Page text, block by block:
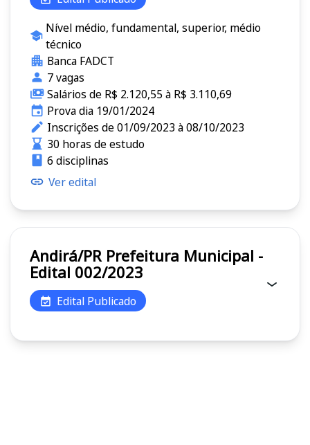
Nível médio, fundamental, superior, médio
técnico
Banca FADCT
7 vagas
Salários de R$ 2.120,55 à R$ 3.110,69
Prova dia 19/01/2024
Inscrições de 01/09/2023 à 08/10/2023
30 horas de estudo
6 disciplinas
Ver edital
Andirá/PR Prefeitura Municipal -
Edital 002/2023
Edital Publicado